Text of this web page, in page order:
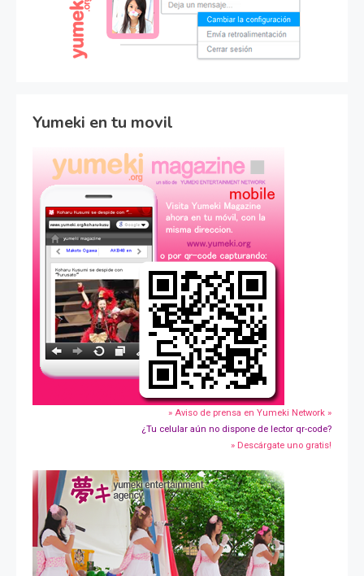
Yumeki en tu movil
» Aviso de prensa en Yumeki Network »
¿Tu celular aún no dispone de lector qr-code?
» Descárgate uno gratis!